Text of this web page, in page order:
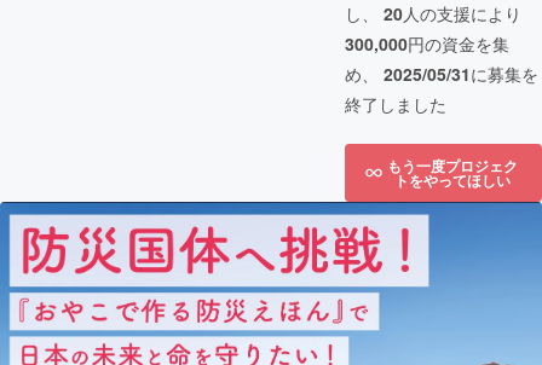
し、 20人の支援により
300,000円の資金を集
め、 2025/05/31に募集を
終了しました
もう一度プロジェク
トをやってほしい